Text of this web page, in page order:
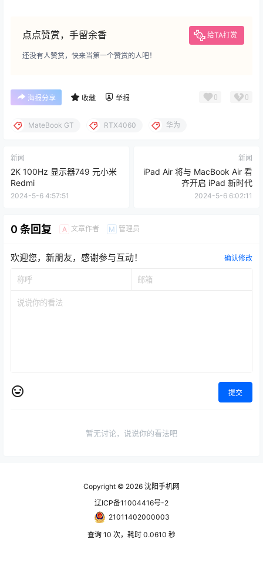
点点赞赏，手留余香 给TA打赏
还没有人赞赏，快来当第一个赞赏的人吧！
海报分享 收藏 举报 0 0
MateBook GT RTX4060 华为
新闻
2K 100Hz 显示器749 元小米
Redmi
2024-5-6 4:57:51
新闻
iPad Air 将与 MacBook Air 看
齐开启 iPad 新时代
2024-5-6 6:02:11
0 条回复 A 文章作者 M 管理员
欢迎您，新朋友，感谢参与互动！ 确认修改
提交
暂无讨论，说说你的看法吧
Copyright © 2026 沈阳手机网
辽ICP备11004416号-2
21011402000003
查询 10 次，耗时 0.0610 秒